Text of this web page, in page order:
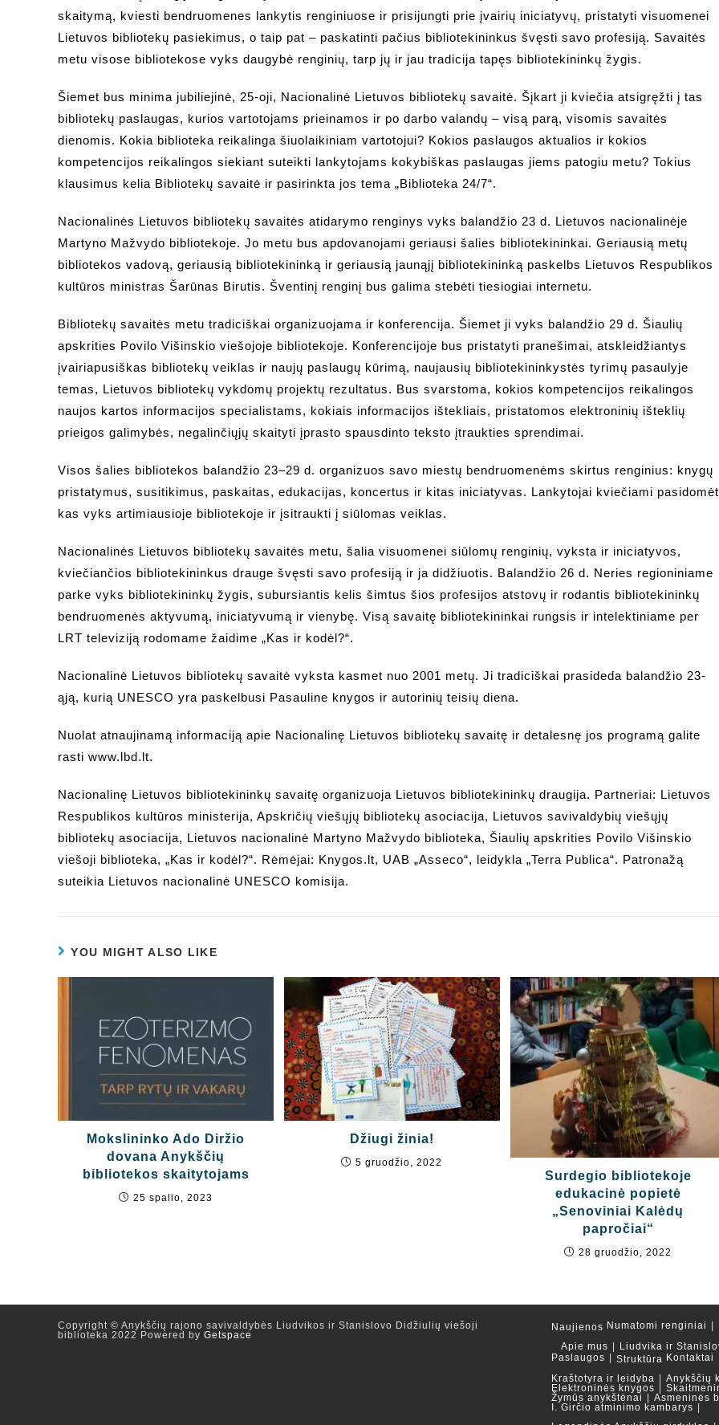
skaitymą, kviesti bendruomenes lankytis renginiuose ir prisijungti prie įvairių iniciatyvų, pristatyti visuomenei
Lietuvos bibliotekų pasiekimus, o taip pat – paskatinti pačius bibliotekininkus švęsti savo profesiją. Savaitės
metu visose bibliotekose vyks daugybė renginių, tarp jų ir jau tradicija tapęs bibliotekininkų žygis.
Šiemet bus minima jubiliejinė, 25-oji, Nacionalinė Lietuvos bibliotekų savaitė. Šįkart ji kviečia atsigręžti į tas
bibliotekų paslaugas, kurios vartotojams prieinamos ir po darbo valandų – visą parą, visomis savaitės
dienomis. Kokia biblioteka reikalinga šiuolaikiniam vartotojui? Kokios paslaugos aktualios ir kokios
kompetencijos reikalingos siekiant suteikti lankytojams kokybiškas paslaugas jiems patogiu metu? Tokius
klausimus kelia Bibliotekų savaitė ir pasirinkta jos tema „Biblioteka 24/7“.
Nacionalinės Lietuvos bibliotekų savaitės atidarymo renginys vyks balandžio 23 d. Lietuvos nacionalinėje
Martyno Mažvydo bibliotekoje. Jo metu bus apdovanojami geriausi šalies bibliotekininkai. Geriausią metų
bibliotekos vadovą, geriausią bibliotekininką ir geriausią jaunąjį bibliotekininką paskelbs Lietuvos Respublikos
kultūros ministras Šarūnas Birutis. Šventinį renginį bus galima stebėti tiesiogiai internetu.
Bibliotekų savaitės metu tradiciškai organizuojama ir konferencija. Šiemet ji vyks balandžio 29 d. Šiaulių
apskrities Povilo Višinskio viešojoje bibliotekoje. Konferencijoje bus pristatyti pranešimai, atskleidžiantys
įvairiapusiškas bibliotekų veiklas ir naujų paslaugų kūrimą, naujausių bibliotekininkystės tyrimų pasaulyje
temas, Lietuvos bibliotekų vykdomų projektų rezultatus. Bus svarstoma, kokios kompetencijos reikalingos
naujos kartos informacijos specialistams, kokiais informacijos ištekliais, pristatomos elektroninių išteklių
prieigos galimybės, negalinčiųjų skaityti įprasto spausdinto teksto įtraukties sprendimai.
Visos šalies bibliotekos balandžio 23–29 d. organizuos savo miestų bendruomenėms skirtus renginius: knygų
pristatymus, susitikimus, paskaitas, edukacijas, koncertus ir kitas iniciatyvas. Lankytojai kviečiami
kas vyks artimiausioje bibliotekoje ir įsitraukti į siūlomas veiklas.
Nacionalinės Lietuvos bibliotekų savaitės metu, šalia visuomenei siūlomų renginių, vyksta ir iniciatyvos,
kviečiančios bibliotekininkus drauge švęsti savo profesiją ir ja didžiuotis. Balandžio 26 d. Neries regioniniame
parke vyks bibliotekininkų žygis, subursiantis kelis šimtus šios profesijos atstovų ir rodantis bibliotekininkų
bendruomenės aktyvumą, iniciatyvumą ir vienybę. Visą savaitę bibliotekininkai rungsis ir intelektiniame per
LRT televiziją rodomame žaidime „Kas ir kodėl?“.
Nacionalinė Lietuvos bibliotekų savaitė vyksta kasmet nuo 2001 metų. Ji tradiciškai prasideda balandžio 23-
ąją, kurią UNESCO yra paskelbusi Pasauline knygos ir autorinių teisių diena.
Nuolat atnaujinamą informaciją apie Nacionalinę Lietuvos bibliotekų savaitę ir detalesnę jos programą galite
rasti www.lbd.lt.
Nacionalinę Lietuvos bibliotekininkų savaitę organizuoja Lietuvos bibliotekininkų draugija. Partneriai: Lietuvos
Respublikos kultūros ministerija, Apskričių viešųjų bibliotekų asociacija, Lietuvos savivaldybių viešųjų
bibliotekų asociacija, Lietuvos nacionalinė Martyno Mažvydo biblioteka, Šiaulių apskrities Povilo Višinskio
viešoji biblioteka, „Kas ir kodėl?“. Rėmėjai: Knygos.lt, UAB „Asseco“, leidykla „Terra Publica“. Patronažą
suteikia Lietuvos nacionalinė UNESCO komisija.
YOU MIGHT ALSO LIKE
Mokslininko Ado Diržio
dovana Anykščių
bibliotekos skaitytojams
25 spalio, 2023
Džiugi žinia!
5 gruodžio, 2022
Surdegio bibliotekoje
edukacinė popietė
„Senoviniai Kalėdų
papročiai“
28 gruodžio, 2022
Naujienos Numatomi renginiai
Apie mus
Liudvika ir
Paslaugos
Struktūra Kontaktai
Kraštotyra ir leidyba
Anykščių
Elektroninės knygos
Žymūs anykštėnai
Asmeninės
I. Girčio atminimo kambarys
Copyright © Anykščių rajono savivaldybės Liudvikos ir Stanislovo Didžiulių viešoji
biblioteka 2022 Powered by Getspace